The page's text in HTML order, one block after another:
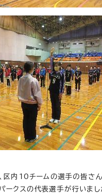
区内10チームの選手の皆さん
ークスの代表選手が行いまし